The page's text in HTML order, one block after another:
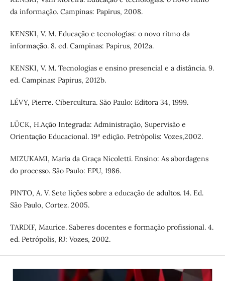
da informação. Campinas: Papirus, 2008.
KENSKI, V. M. Educação e tecnologias: o novo ritmo da
informação. 8. ed. Campinas: Papirus, 2012a.
KENSKI, V. M. Tecnologias e ensino presencial e a distância. 9.
ed. Campinas: Papirus, 2012b.
LÉVY, Pierre. Cibercultura. São Paulo: Editora 34, 1999.
LÜCK, H.Ação Integrada: Administração, Supervisão e
Orientação Educacional. 19ª edição. Petrópolis: Vozes,2002.
MIZUKAMI, Maria da Graça Nicoletti. Ensino: As abordagens
do processo. São Paulo: EPU, 1986.
PINTO, A. V. Sete lições sobre a educação de adultos. 14. Ed.
São Paulo, Cortez. 2005.
TARDIF, Maurice. Saberes docentes e formação profissional. 4.
ed. Petrópolis, RJ: Vozes, 2002.